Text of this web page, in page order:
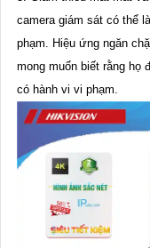
camera giám sát có thể
phạm. Hiệu ứng ngăn
mong muốn biết rằng họ
có hành vi vi phạm.